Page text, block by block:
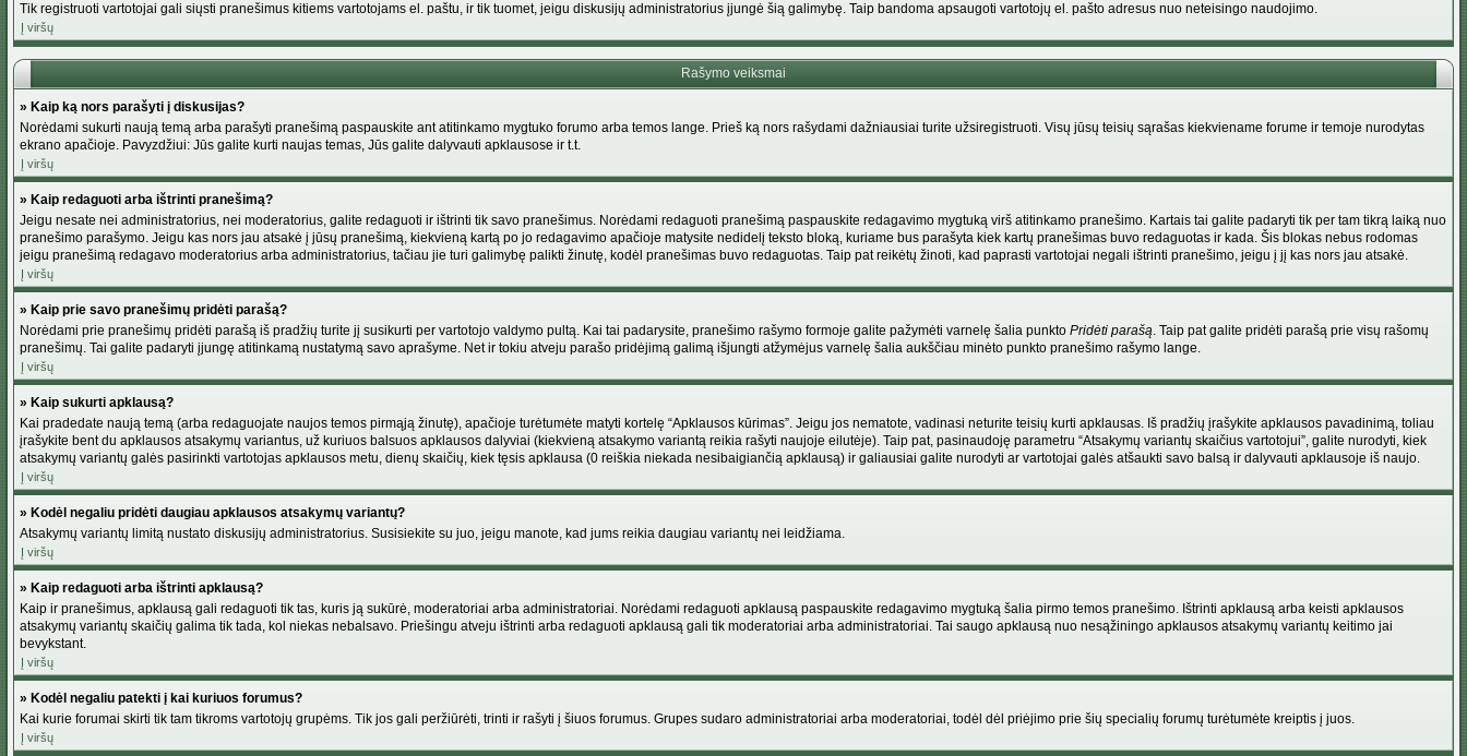
Tik registruoti vartotojai gali siųsti pranešimus kitiems vartotojams el. paštu, ir tik tuomet, jeigu diskusijų administratorius įjungė šią galimybę. Taip bandoma apsaugoti vartotojų el. pašto adresus nuo neteisingo naudojimo.
Į viršų
Rašymo veiksmai
» Kaip ką nors parašyti į diskusijas?
Norėdami sukurti naują temą arba parašyti pranešimą paspauskite ant atitinkamo mygtuko forumo arba temos lange. Prieš ką nors rašydami dažniausiai turite užsiregistruoti. Visų jūsų teisių sąrašas kiekviename forume ir temoje nurodytas
ekrano apačioje. Pavyzdžiui: Jūs galite kurti naujas temas, Jūs galite dalyvauti apklausose ir t.t.
Į viršų
» Kaip redaguoti arba ištrinti pranešimą?
Jeigu nesate nei administratorius, nei moderatorius, galite redaguoti ir ištrinti tik savo pranešimus. Norėdami redaguoti pranešimą paspauskite redagavimo mygtuką virš atitinkamo pranešimo. Kartais tai galite padaryti tik per tam tikrą laiką nuo
pranešimo parašymo. Jeigu kas nors jau atsakė į jūsų pranešimą, kiekvieną kartą po jo redagavimo apačioje matysite nedidelį teksto bloką, kuriame bus parašyta kiek kartų pranešimas buvo redaguotas ir kada. Šis blokas nebus rodomas
jeigu pranešimą redagavo moderatorius arba administratorius, tačiau jie turi galimybę palikti žinutę, kodėl pranešimas buvo redaguotas. Taip pat reikėtų žinoti, kad paprasti vartotojai negali ištrinti pranešimo, jeigu į jį kas nors jau atsakė.
Į viršų
» Kaip prie savo pranešimų pridėti parašą?
Norėdami prie pranešimų pridėti parašą iš pradžių turite jį susikurti per vartotojo valdymo pultą. Kai tai padarysite, pranešimo rašymo formoje galite pažymėti varnelę šalia punkto Pridėti parašą. Taip pat galite pridėti parašą prie visų rašomų
pranešimų. Tai galite padaryti įjungę atitinkamą nustatymą savo aprašyme. Net ir tokiu atveju parašo pridėjimą galimą išjungti atžymėjus varnelę šalia aukščiau minėto punkto pranešimo rašymo lange.
Į viršų
» Kaip sukurti apklausą?
Kai pradedate naują temą (arba redaguojate naujos temos pirmąją žinutę), apačioje turėtumėte matyti kortelę “Apklausos kūrimas”. Jeigu jos nematote, vadinasi neturite teisių kurti apklausas. Iš pradžių įrašykite apklausos pavadinimą, toliau
įrašykite bent du apklausos atsakymų variantus, už kuriuos balsuos apklausos dalyviai (kiekvieną atsakymo variantą reikia rašyti naujoje eilutėje). Taip pat, pasinaudoję parametru “Atsakymų variantų skaičius vartotojui”, galite nurodyti, kiek
atsakymų variantų galės pasirinkti vartotojas apklausos metu, dienų skaičių, kiek tęsis apklausa (0 reiškia niekada nesibaigiančią apklausą) ir galiausiai galite nurodyti ar vartotojai galės atšaukti savo balsą ir dalyvauti apklausoje iš naujo.
Į viršų
» Kodėl negaliu pridėti daugiau apklausos atsakymų variantų?
Atsakymų variantų limitą nustato diskusijų administratorius. Susisiekite su juo, jeigu manote, kad jums reikia daugiau variantų nei leidžiama.
Į viršų
» Kaip redaguoti arba ištrinti apklausą?
Kaip ir pranešimus, apklausą gali redaguoti tik tas, kuris ją sukūrė, moderatoriai arba administratoriai. Norėdami redaguoti apklausą paspauskite redagavimo mygtuką šalia pirmo temos pranešimo. Ištrinti apklausą arba keisti apklausos
atsakymų variantų skaičių galima tik tada, kol niekas nebalsavo. Priešingu atveju ištrinti arba redaguoti apklausą gali tik moderatoriai arba administratoriai. Tai saugo apklausą nuo nesąžiningo apklausos atsakymų variantų keitimo jai
bevykstant.
Į viršų
» Kodėl negaliu patekti į kai kuriuos forumus?
Kai kurie forumai skirti tik tam tikroms vartotojų grupėms. Tik jos gali peržiūrėti, trinti ir rašyti į šiuos forumus. Grupes sudaro administratoriai arba moderatoriai, todėl dėl priėjimo prie šių specialių forumų turėtumėte kreiptis į juos.
Į viršų